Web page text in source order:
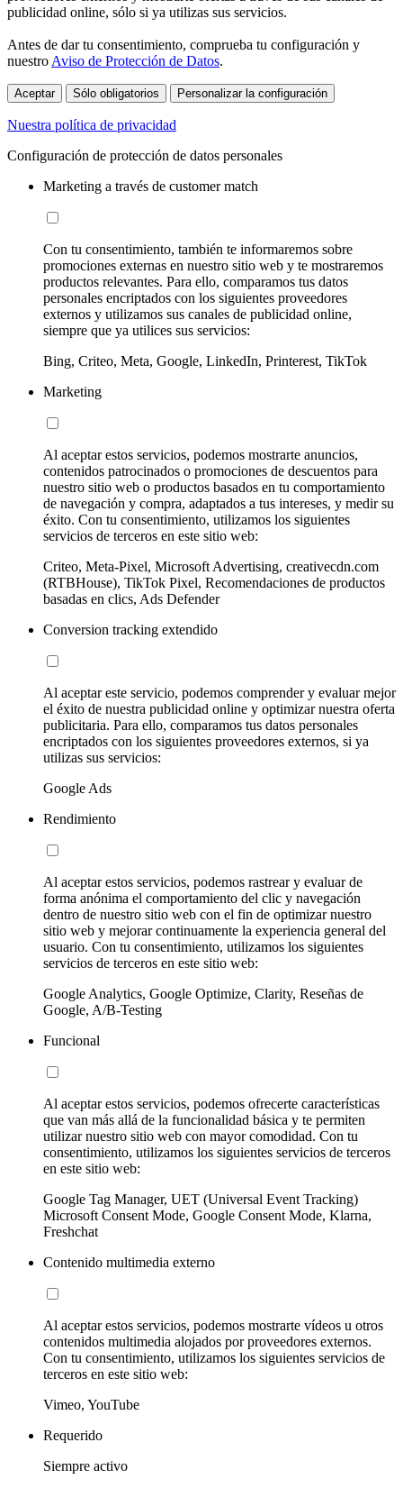
publicidad online, sólo si ya utilizas sus servicios.
Antes de dar tu consentimiento, comprueba tu configuración y
nuestro Aviso de Protección de Datos.
Aceptar Sólo obligatorios Personalizar la configuración
Nuestra política de privacidad
Configuración de protección de datos personales
Marketing a través de customer match
Con tu consentimiento, también te informaremos sobre
promociones externas en nuestro sitio web y te mostraremos
productos relevantes. Para ello, comparamos tus datos
personales encriptados con los siguientes proveedores
externos y utilizamos sus canales de publicidad online,
siempre que ya utilices sus servicios:
Bing, Criteo, Meta, Google, LinkedIn, Printerest, TikTok
Marketing
Al aceptar estos servicios, podemos mostrarte anuncios,
contenidos patrocinados o promociones de descuentos para
nuestro sitio web o productos basados en tu comportamiento
de navegación y compra, adaptados a tus intereses, y medir su
éxito. Con tu consentimiento, utilizamos los siguientes
servicios de terceros en este sitio web:
Criteo, Meta-Pixel, Microsoft Advertising, creativecdn.com
(RTBHouse), TikTok Pixel, Recomendaciones de productos
basadas en clics, Ads Defender
Conversion tracking extendido
Al aceptar este servicio, podemos comprender y evaluar mejor
el éxito de nuestra publicidad online y optimizar nuestra oferta
publicitaria. Para ello, comparamos tus datos personales
encriptados con los siguientes proveedores externos, si ya
utilizas sus servicios:
Google Ads
Rendimiento
Al aceptar estos servicios, podemos rastrear y evaluar de
forma anónima el comportamiento del clic y navegación
dentro de nuestro sitio web con el fin de optimizar nuestro
sitio web y mejorar continuamente la experiencia general del
usuario. Con tu consentimiento, utilizamos los siguientes
servicios de terceros en este sitio web:
Google Analytics, Google Optimize, Clarity, Reseñas de
Google, A/B-Testing
Funcional
Al aceptar estos servicios, podemos ofrecerte características
que van más allá de la funcionalidad básica y te permiten
utilizar nuestro sitio web con mayor comodidad. Con tu
consentimiento, utilizamos los siguientes servicios de terceros
en este sitio web:
Google Tag Manager, UET (Universal Event Tracking)
Microsoft Consent Mode, Google Consent Mode, Klarna,
Freshchat
Contenido multimedia externo
Al aceptar estos servicios, podemos mostrarte vídeos u otros
contenidos multimedia alojados por proveedores externos.
Con tu consentimiento, utilizamos los siguientes servicios de
terceros en este sitio web:
Vimeo, YouTube
Requerido
Siempre activo